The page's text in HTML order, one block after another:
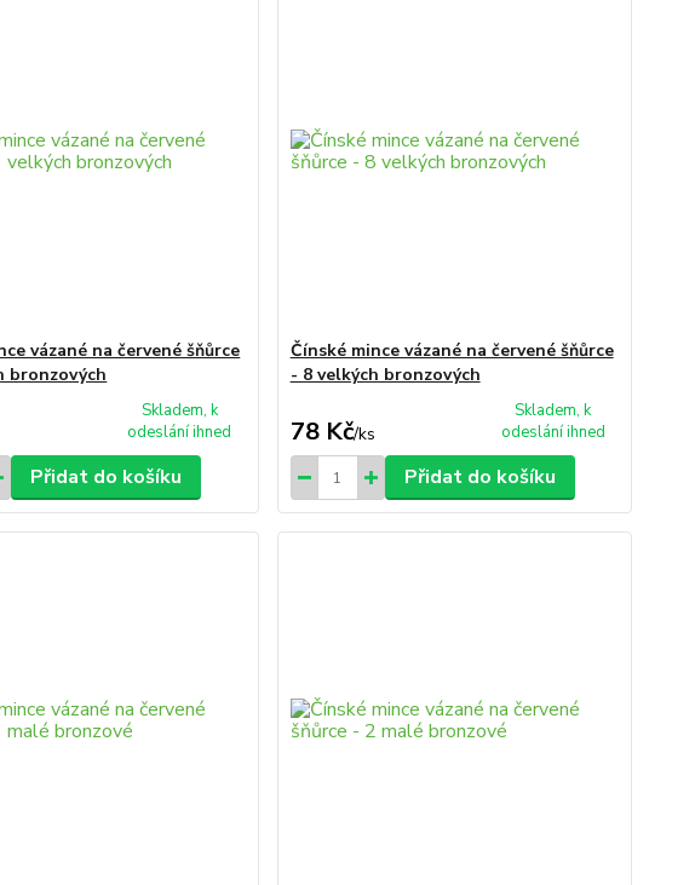
vázané na červené šňůrce
bronzových
Skladem, k
odeslání ihned
Přidat do košíku
Čínské mince vázané na červené šňůrce
- 8 velkých bronzových
78 Kč/ks
Skladem, k
odeslání ihned
Přidat do košíku